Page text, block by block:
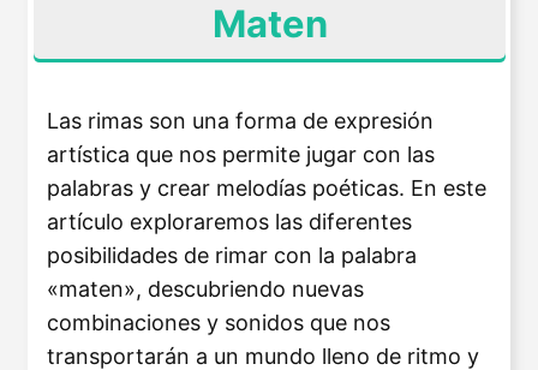
Maten
Las rimas son una forma de expresión
artística que nos permite jugar con las
palabras y crear melodías poéticas. En este
artículo exploraremos las diferentes
posibilidades de rimar con la palabra
«maten», descubriendo nuevas
combinaciones y sonidos que nos
transportarán a un mundo lleno de ritmo y